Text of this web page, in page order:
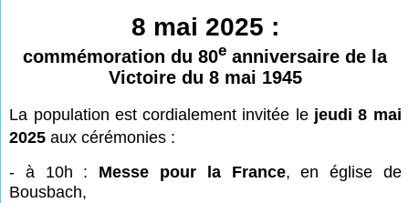
8 mai 2025 :
commémoration du 80e anniversaire de la
Victoire du 8 mai 1945
La population est cordialement invitée le jeudi 8 mai
2025 aux cérémonies :
- à 10h : Messe pour la France, en église de
Bousbach,